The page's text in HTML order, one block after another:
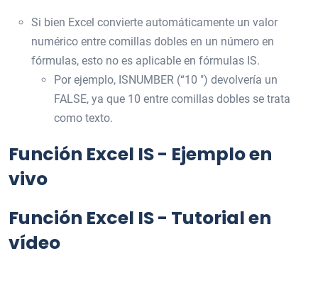
Si bien Excel convierte automáticamente un valor
numérico entre comillas dobles en un número en
fórmulas, esto no es aplicable en fórmulas IS.
Por ejemplo, ISNUMBER (“10 ″) devolvería un
FALSE, ya que 10 entre comillas dobles se trata
como texto.
Función Excel IS - Ejemplo en
vivo
Función Excel IS - Tutorial en
vídeo